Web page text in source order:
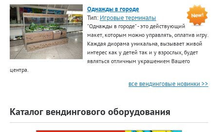
Однажды в городе
Тип: Игровые терминалы
"Однажды в городе" - это действующий
макет, которым можно управлять, оплатив игру.
Каждая диорама уникальна, вызывает живой
интерес как у детей так и у взрослых, будет
являться отличным украшением Вашего
центра.
все вендинговые новинки >>
Каталог вендингового оборудования